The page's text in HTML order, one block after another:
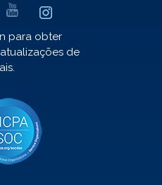
para obter
de